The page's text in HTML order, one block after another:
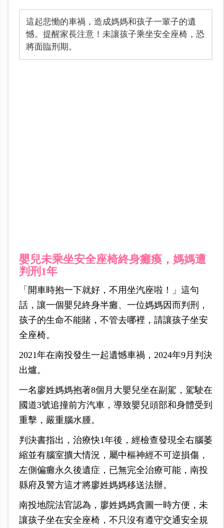
這起悲慟的車禍，造成媽媽和孩子一輩子的遺
憾。提醒家長注意！未讓孩子乘坐安全座椅，恐
將面臨刑期。
嬰兒未乘坐安全座椅終身癱瘓，媽媽遭
判刑1年
「開車時抱一下就好，不用坐汽座啦！」這句
話，讓一個嬰兒終身半癱、一位媽媽因而判刑，
孩子的生命不能賭，不管去哪裡，請讓孩子坐安
全座椅。
2021年在南投發生一起遺憾車禍，2024年9月判決
出爐。
一名廖姓媽媽抱著8個月大嬰兒坐在副駕，駕駛在
國道3號追撞前方汽車，導致嬰兒頭部和身體受到
重擊，嚴重腦水腫。
判決書指出，治療快1年後，經檢查發現全右腦萎
縮並有腦室擴大情況，屬中樞神經不可逆損傷，
左側偏癱永久後遺症，已無完全治療可能，南投
縣府及警方這才將廖姓媽媽移送法辦。
南投地院法官認為，廖姓媽媽貪圖一時方便，未
讓孩子坐在安全座椅，不只沒有遵守交通安全規